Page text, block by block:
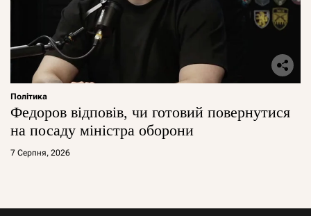
Політика
Федоров відповів, чи готовий повернутися
на посаду міністра оборони
7 Серпня, 2026